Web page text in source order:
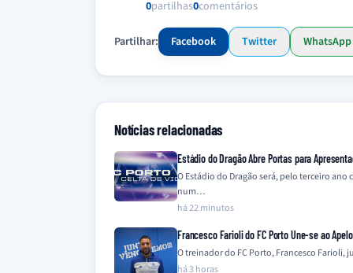
0partilhas0comentários
Partilhar: Facebook Twitter WhatsApp
Notícias relacionadas
Estádio do Dragão Abre Portas para
O Estádio do Dragão será, pelo terceiro
num…
há 22 minutos
Francesco Farioli do FC Porto Une-se ao
O treinador do FC Porto, Francesco
há 3 horas